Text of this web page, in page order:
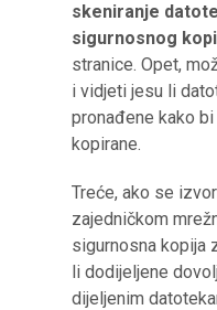
skeniranje
sigurnosnog
stranice. Opet,
i vidjeti jesu li
pronađene kako
kopirane.
Treće, ako se
zajedničkom
sigurnosna kopija
li dodijeljene
dijeljenim